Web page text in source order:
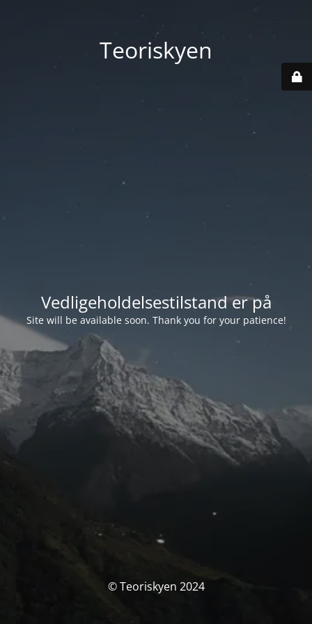
Teoriskyen
Vedligeholdelsestilstand er på
Site will be available soon. Thank you for your patience!
© Teoriskyen 2024